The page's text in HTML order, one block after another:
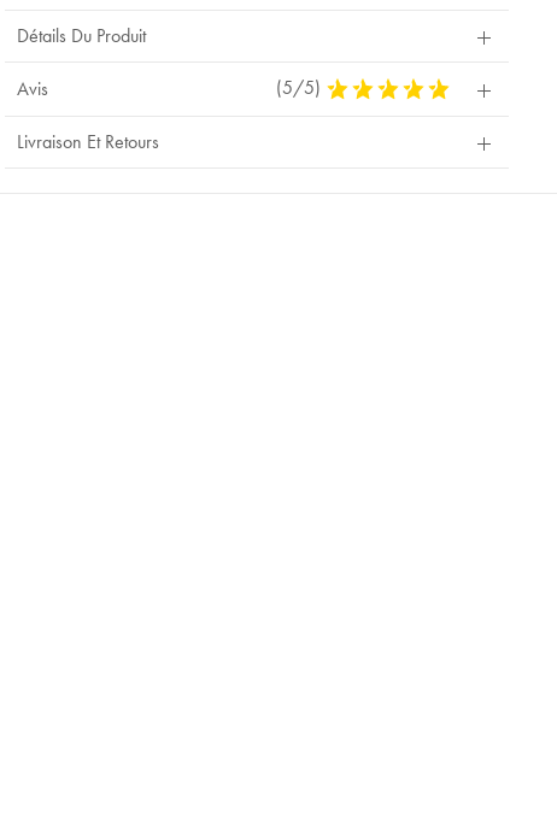
Détails Du Produit
Avis (5/5) 5
Stars
Livraison Et Retours